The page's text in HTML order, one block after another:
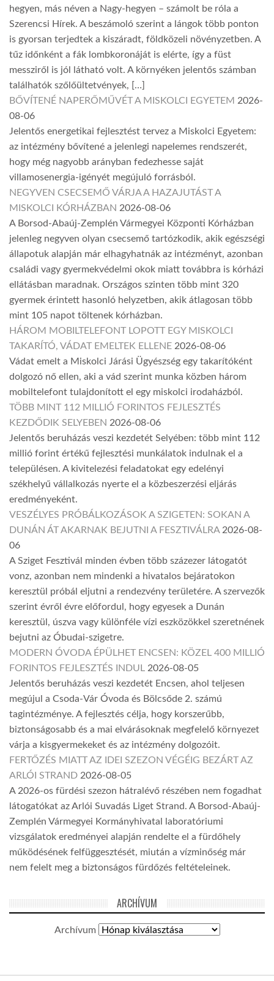
hegyen, más néven a Nagy-hegyen – számolt be róla a
Szerencsi Hírek. A beszámoló szerint a lángok több ponton
is gyorsan terjedtek a kiszáradt, földközeli növényzetben. A
tűz időnként a fák lombkoronáját is elérte, így a füst
messziről is jól látható volt. A környéken jelentős számban
találhatók szőlőültetvények, […]
BŐVÍTENÉ NAPERŐMŰVÉT A MISKOLCI EGYETEM 2026-
08-06
Jelentős energetikai fejlesztést tervez a Miskolci Egyetem:
az intézmény bővítené a jelenlegi napelemes rendszerét,
hogy még nagyobb arányban fedezhesse saját
villamosenergia-igényét megújuló forrásból.
NEGYVEN CSECSEMŐ VÁRJA A HAZAJUTÁST A
MISKOLCI KÓRHÁZBAN 2026-08-06
A Borsod-Abaúj-Zemplén Vármegyei Központi Kórházban
jelenleg negyven olyan csecsemő tartózkodik, akik egészségi
állapotuk alapján már elhagyhatnák az intézményt, azonban
családi vagy gyermekvédelmi okok miatt továbbra is kórházi
ellátásban maradnak. Országos szinten több mint 320
gyermek érintett hasonló helyzetben, akik átlagosan több
mint 105 napot töltenek kórházban.
HÁROM MOBILTELEFONT LOPOTT EGY MISKOLCI
TAKARÍTÓ, VÁDAT EMELTEK ELLENE 2026-08-06
Vádat emelt a Miskolci Járási Ügyészség egy takarítóként
dolgozó nő ellen, aki a vád szerint munka közben három
mobiltelefont tulajdonított el egy miskolci irodaházból.
TÖBB MINT 112 MILLIÓ FORINTOS FEJLESZTÉS
KEZDŐDIK SELYEBEN 2026-08-06
Jelentős beruházás veszi kezdetét Selyében: több mint 112
millió forint értékű fejlesztési munkálatok indulnak el a
településen. A kivitelezési feladatokat egy edelényi
székhelyű vállalkozás nyerte el a közbeszerzési eljárás
eredményeként.
VESZÉLYES PRÓBÁLKOZÁSOK A SZIGETEN: SOKAN A
DUNÁN ÁT AKARNAK BEJUTNI A FESZTIVÁLRA 2026-08-
06
A Sziget Fesztivál minden évben több százezer látogatót
vonz, azonban nem mindenki a hivatalos bejáratokon
keresztül próbál eljutni a rendezvény területére. A szervezők
szerint évről évre előfordul, hogy egyesek a Dunán
keresztül, úszva vagy különféle vízi eszközökkel szeretnének
bejutni az Óbudai-szigetre.
MODERN ÓVODA ÉPÜLHET ENCSEN: KÖZEL 400 MILLIÓ
FORINTOS FEJLESZTÉS INDUL 2026-08-05
Jelentős beruházás veszi kezdetét Encsen, ahol teljesen
megújul a Csoda-Vár Óvoda és Bölcsőde 2. számú
tagintézménye. A fejlesztés célja, hogy korszerűbb,
biztonságosabb és a mai elvárásoknak megfelelő környezet
várja a kisgyermekeket és az intézmény dolgozóit.
FERTŐZÉS MIATT AZ IDEI SZEZON VÉGÉIG BEZÁRT AZ
ARLÓI STRAND 2026-08-05
A 2026-os fürdési szezon hátralévő részében nem fogadhat
látogatókat az Arlói Suvadás Liget Strand. A Borsod-Abaúj-
Zemplén Vármegyei Kormányhivatal laboratóriumi
vizsgálatok eredményei alapján rendelte el a fürdőhely
működésének felfüggesztését, miután a vízminőség már
nem felelt meg a biztonságos fürdőzés feltételeinek.
ARCHÍVUM
Archívum